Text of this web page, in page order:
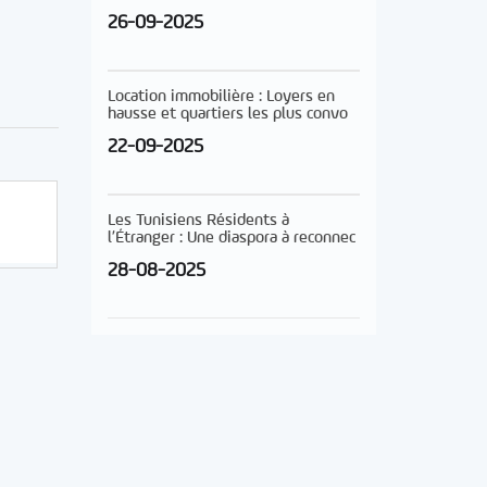
26-09-2025
Location immobilière : Loyers en
hausse et quartiers les plus convo
22-09-2025
Les Tunisiens Résidents à
l’Étranger : Une diaspora à reconnec
28-08-2025